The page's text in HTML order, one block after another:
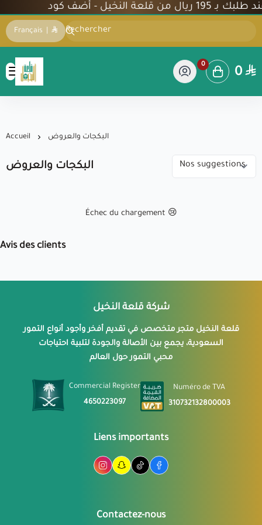
Français
شركة قلعة النخيل
0
0
Accueil البكجات والعروض
البكجات والعروض
Échec du chargement 😢
Avis des clients
شركة قلعة النخيل
قلعة النخيل متجر متخصص في تقديم أفخر وأجود أنواع التمور
السعودية، يجمع بين الأصالة والجودة لتلبية احتياجات
محبي التمور حول العالم
Commercial Register
4650223097
Numéro de TVA
310732132800003
Liens importants
Contactez-nous